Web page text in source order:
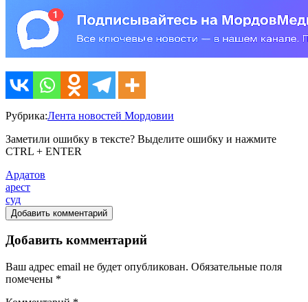
Рубрика:Лента новостей Мордовии
Заметили ошибку в тексте? Выделите ошибку и нажмите
CTRL + ENTER
Ардатов
арест
суд
Добавить комментарий
Добавить комментарий
Ваш адрес email не будет опубликован. Обязательные поля
помечены *